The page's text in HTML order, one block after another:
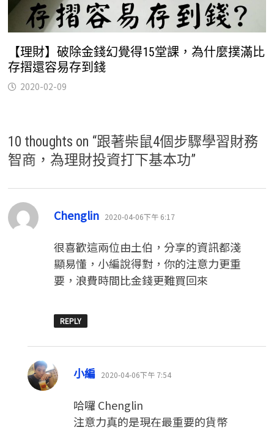
【理財】破除金錢幻覺得15堂課，為什麼撲滿比
存摺還容易存到錢
2020-02-09
10 thoughts on “跟著柴鼠4個步驟學習財務
智商，為理財投資打下基本功”
Chenglin表
示:2020-04-06下午 6:17
很喜歡這兩位由土伯，分享的資訊都淺
顯易懂，小編說得對，你的注意力更重
要，浪費時間比金錢更難買回來
REPLY
小編表
示:2020-04-06下午 7:54
哈囉 Chenglin
注意力真的是現在最重要的貨幣